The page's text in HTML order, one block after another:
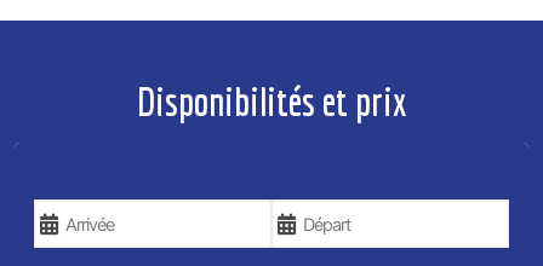
Disponibilités et prix